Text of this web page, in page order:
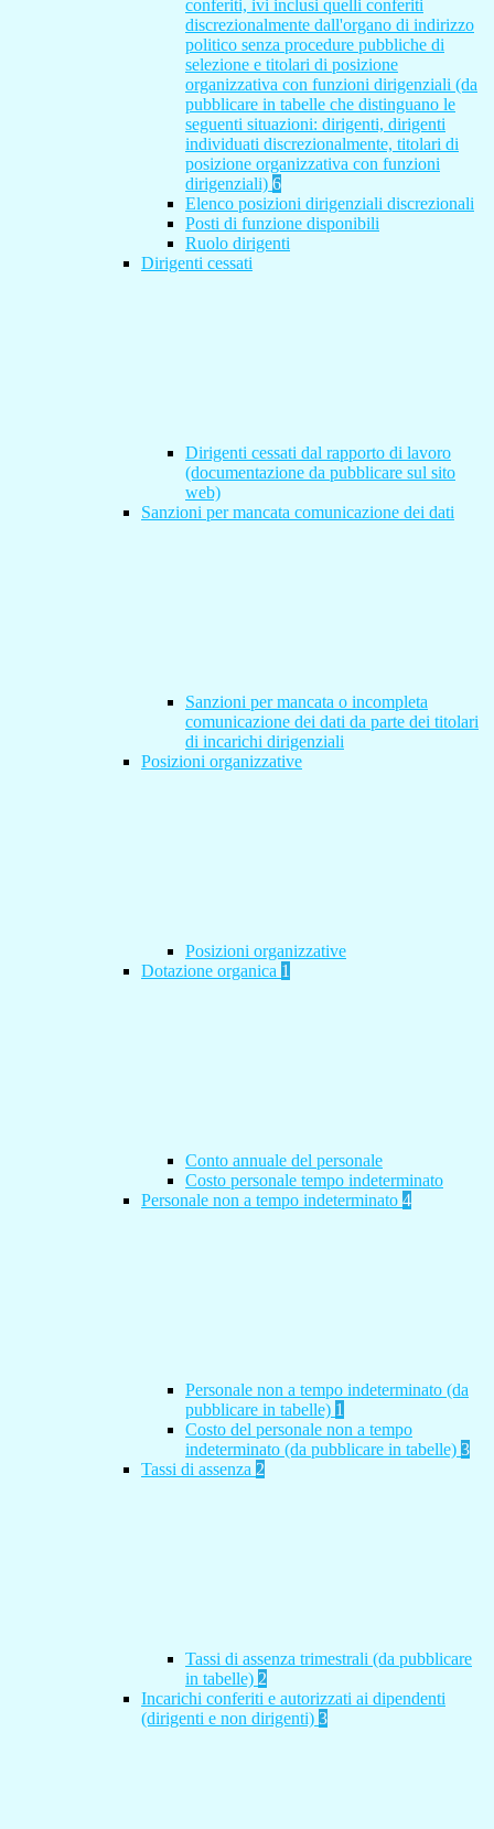
conferiti, ivi inclusi quelli conferiti
discrezionalmente dall'organo di indirizzo
politico senza procedure pubbliche di
selezione e titolari di posizione
organizzativa con funzioni dirigenziali (da
pubblicare in tabelle che distinguano le
seguenti situazioni: dirigenti, dirigenti
individuati discrezionalmente, titolari di
posizione organizzativa con funzioni
dirigenziali) 6
Elenco posizioni dirigenziali discrezionali
Posti di funzione disponibili
Ruolo dirigenti
Dirigenti cessati
Dirigenti cessati dal rapporto di lavoro
(documentazione da pubblicare sul sito
web)
Sanzioni per mancata comunicazione dei dati
Sanzioni per mancata o incompleta
comunicazione dei dati da parte dei titolari
di incarichi dirigenziali
Posizioni organizzative
Posizioni organizzative
Dotazione organica 1
Conto annuale del personale
Costo personale tempo indeterminato
Personale non a tempo indeterminato 4
Personale non a tempo indeterminato (da
pubblicare in tabelle) 1
Costo del personale non a tempo
indeterminato (da pubblicare in tabelle) 3
Tassi di assenza 2
Tassi di assenza trimestrali (da pubblicare
in tabelle) 2
Incarichi conferiti e autorizzati ai dipendenti
(dirigenti e non dirigenti) 3